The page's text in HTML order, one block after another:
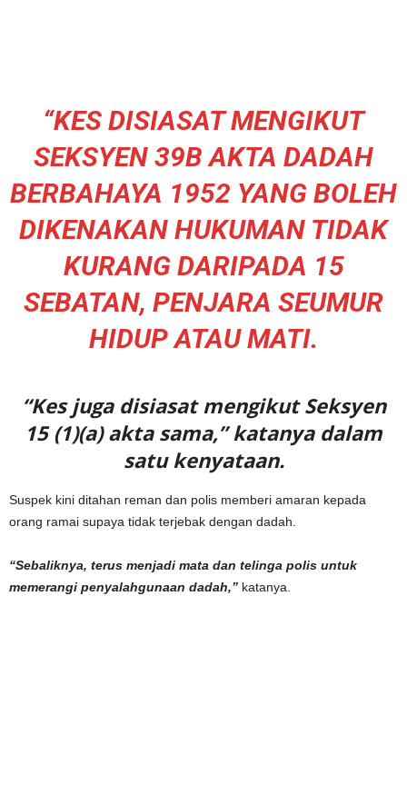
“KES DISIASAT MENGIKUT
SEKSYEN 39B AKTA DADAH
BERBAHAYA 1952 YANG BOLEH
DIKENAKAN HUKUMAN TIDAK
KURANG DARIPADA 15
SEBATAN, PENJARA SEUMUR
HIDUP ATAU MATI.
“Kes juga disiasat mengikut Seksyen
15 (1)(a) akta sama,” katanya dalam
satu kenyataan.
Suspek kini ditahan reman dan polis memberi amaran kepada
orang ramai supaya tidak terjebak dengan dadah.
“Sebaliknya, terus menjadi mata dan telinga polis untuk
memerangi penyalahgunaan dadah,” katanya.